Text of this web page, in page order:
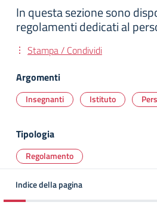
In questa sezione sono
regolamenti dedicati al
Stampa / Condividi
Argomenti
Insegnanti Istituto
Tipologia
Regolamento
Indice della pagina